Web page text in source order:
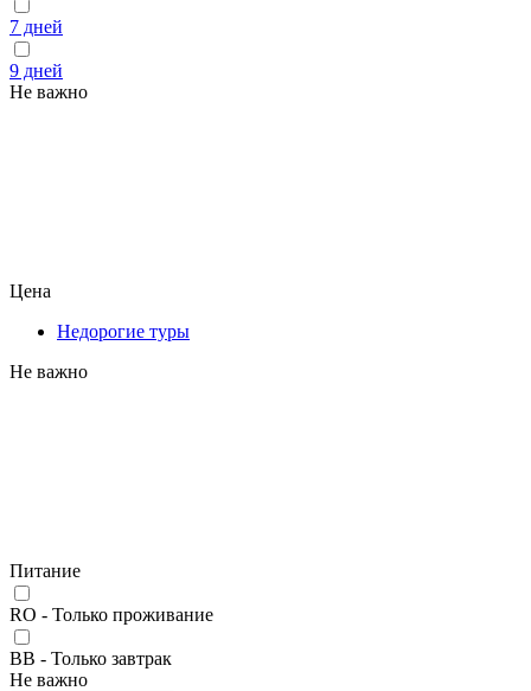
7 дней
9 дней
Не важно
Цена
Недорогие туры
Не важно
Питание
RO - Только проживание
BB - Только завтрак
Не важно